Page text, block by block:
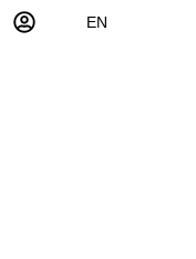
EN